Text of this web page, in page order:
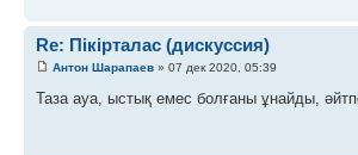
Re: Пікірталас (дискуссия)
Антон Шарапаев » 07 дек 2020, 05:39
Таза ауа, ыстық емес болғаны ұнайды,